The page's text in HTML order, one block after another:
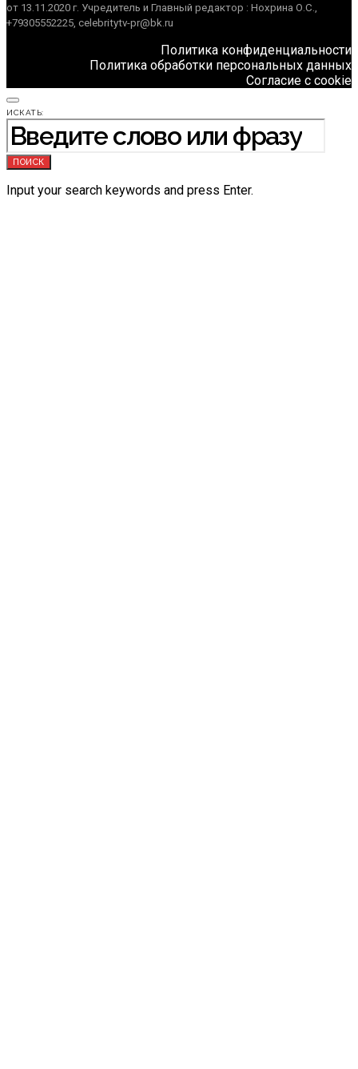
от 13.11.2020 г. Учредитель и Главный редактор : Нохрина О.С.,
+79305552225, celebritytv-pr@bk.ru
Политика конфиденциальности
Политика обработки персональных данных
Согласие с cookie
ИСКАТЬ:
ПОИСК
Input your search keywords and press Enter.